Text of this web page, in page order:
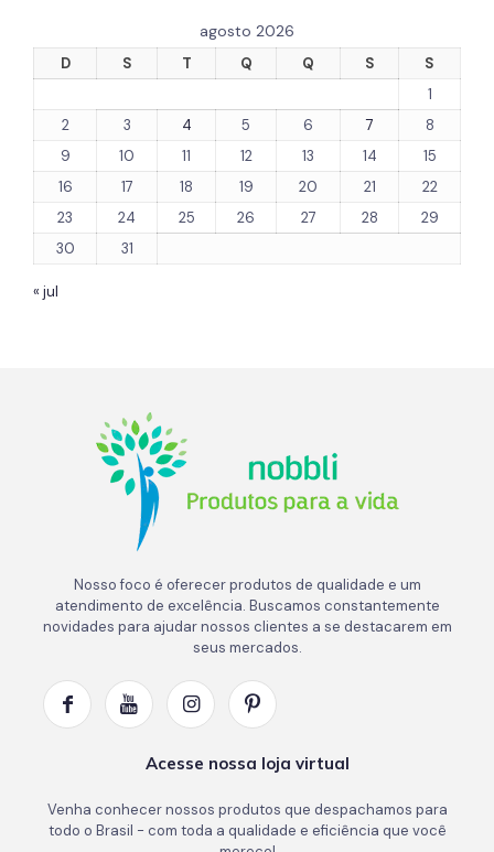
agosto 2026
D S T Q Q S
S
1
2
3 4 5 6 7
8
9
10 11 12 13 14
15
16
17 18 19 20 21
22
23
24 25 26 27 28
29
30
31
« jul
Nosso foco é oferecer produtos de qualidade e um
atendimento de excelência. Buscamos constantemente
novidades para ajudar nossos clientes a se destacarem em
seus mercados.
Acesse nossa loja virtual
Venha conhecer nossos produtos que despachamos para
todo o Brasil - com toda a qualidade e eficiência que você